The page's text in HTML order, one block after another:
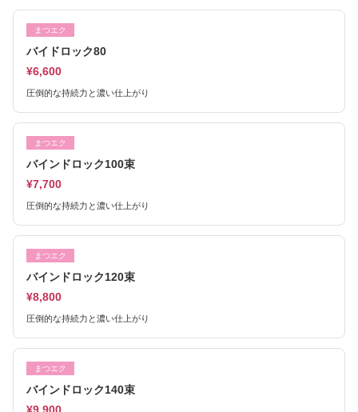
まつエク
バイドロック80
¥6,600
圧倒的な持続力と濃い仕上がり
まつエク
バインドロック100束
¥7,700
圧倒的な持続力と濃い仕上がり
まつエク
バインドロック120束
¥8,800
圧倒的な持続力と濃い仕上がり
まつエク
バインドロック140束